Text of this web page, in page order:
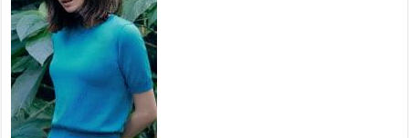
Б.Пүрэвдагва: “Урт цагаан”-ыг
залуучууд чөлөөт цагаа
өнгөрүүлдэг, жуулчид зорьж
ирдэг цэг болгоно
2026 оны 7 сар 21 / 16 цаг 47 минут
Тусгай замын автобус /BRT/ төслийн удирдах
хорооны ээлжит хуралдаан боллоо